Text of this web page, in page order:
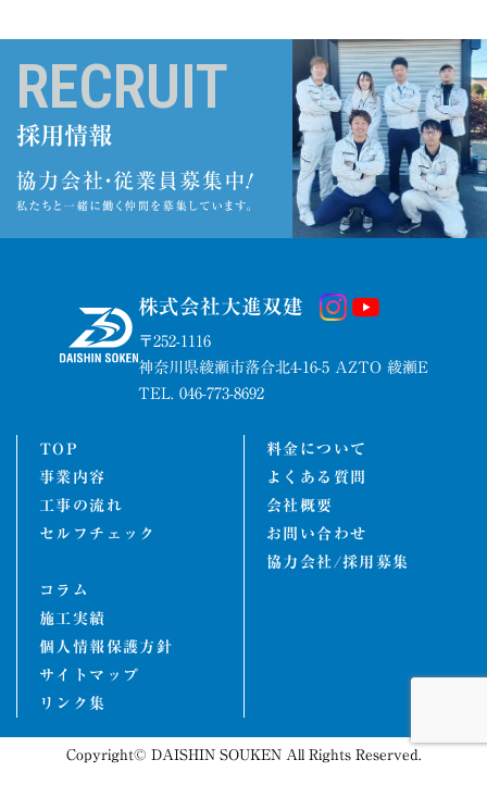
RECRUIT
採用情報
株式会社大進双建
〒252-1116
神奈川県綾瀬市落合北4-16-5 AZTO 綾瀬E
TEL. 046-773-8692
TOP
事業内容
工事の流れ
セルフチェック
料金について
よくある質問
会社概要
お問い合わせ
協力会社/採用募集
コラム
施工実績
個人情報保護方針
サイトマップ
リンク集
Copyright© DAISHIN SOUKEN All Rights Reserved.